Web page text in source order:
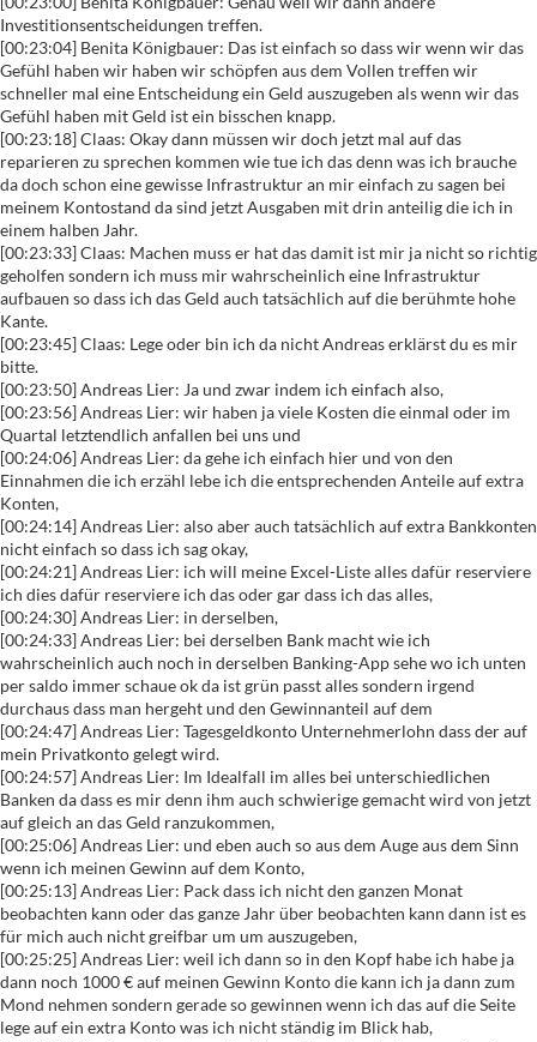
Investitionsentscheidungen treffen.
[00:23:04] Benita Königbauer: Das ist einfach so dass wir wenn wir das
Gefühl haben wir haben wir schöpfen aus dem Vollen treffen wir
schneller mal eine Entscheidung ein Geld auszugeben als wenn wir das
Gefühl haben mit Geld ist ein bisschen knapp.
[00:23:18] Claas: Okay dann müssen wir doch jetzt mal auf das
reparieren zu sprechen kommen wie tue ich das denn was ich brauche
da doch schon eine gewisse Infrastruktur an mir einfach zu sagen bei
meinem Kontostand da sind jetzt Ausgaben mit drin anteilig die ich in
einem halben Jahr.
[00:23:33] Claas: Machen muss er hat das damit ist mir ja nicht so richtig
geholfen sondern ich muss mir wahrscheinlich eine Infrastruktur
aufbauen so dass ich das Geld auch tatsächlich auf die berühmte hohe
Kante.
[00:23:45] Claas: Lege oder bin ich da nicht Andreas erklärst du es mir
bitte.
[00:23:50] Andreas Lier: Ja und zwar indem ich einfach also,
[00:23:56] Andreas Lier: wir haben ja viele Kosten die einmal oder im
Quartal letztendlich anfallen bei uns und
[00:24:06] Andreas Lier: da gehe ich einfach hier und von den
Einnahmen die ich erzähl lebe ich die entsprechenden Anteile auf extra
Konten,
[00:24:14] Andreas Lier: also aber auch tatsächlich auf extra Bankkonten
nicht einfach so dass ich sag okay,
[00:24:21] Andreas Lier: ich will meine Excel-Liste alles dafür reserviere
ich dies dafür reserviere ich das oder gar dass ich das alles,
[00:24:30] Andreas Lier: in derselben,
[00:24:33] Andreas Lier: bei derselben Bank macht wie ich
wahrscheinlich auch noch in derselben Banking-App sehe wo ich unten
per saldo immer schaue ok da ist grün passt alles sondern irgend
durchaus dass man hergeht und den Gewinnanteil auf dem
[00:24:47] Andreas Lier: Tagesgeldkonto Unternehmerlohn dass der auf
mein Privatkonto gelegt wird.
[00:24:57] Andreas Lier: Im Idealfall im alles bei unterschiedlichen
Banken da dass es mir denn ihm auch schwierige gemacht wird von jetzt
auf gleich an das Geld ranzukommen,
[00:25:06] Andreas Lier: und eben auch so aus dem Auge aus dem Sinn
wenn ich meinen Gewinn auf dem Konto,
[00:25:13] Andreas Lier: Pack dass ich nicht den ganzen Monat
beobachten kann oder das ganze Jahr über beobachten kann dann ist es
für mich auch nicht greifbar um um auszugeben,
[00:25:25] Andreas Lier: weil ich dann so in den Kopf habe ich habe ja
dann noch 1000 € auf meinen Gewinn Konto die kann ich ja dann zum
Mond nehmen sondern gerade so gewinnen wenn ich das auf die Seite
lege auf ein extra Konto was ich nicht ständig im Blick hab,